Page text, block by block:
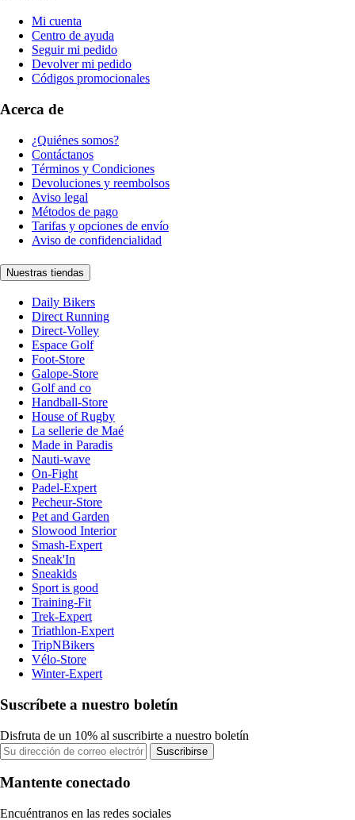
Mi cuenta
Centro de ayuda
Seguir mi pedido
Devolver mi pedido
Códigos promocionales
Acerca de
¿Quiénes somos?
Contáctanos
Términos y Condiciones
Devoluciones y reembolsos
Aviso legal
Métodos de pago
Tarifas y opciones de envío
Aviso de confidencialidad
Nuestras tiendas
Daily Bikers
Direct Running
Direct-Volley
Espace Golf
Foot-Store
Galope-Store
Golf and co
Handball-Store
House of Rugby
La sellerie de Maé
Made in Paradis
Nauti-wave
On-Fight
Padel-Expert
Pecheur-Store
Pet and Garden
Slowood Interior
Smash-Expert
Sneak'In
Sneakids
Sport is good
Training-Fit
Trek-Expert
Triathlon-Expert
TripNBikers
Vélo-Store
Winter-Expert
Suscríbete a nuestro boletín
Disfruta de un 10% al suscribirte a nuestro boletín
Suscribirse
Mantente conectado
Encuéntranos en las redes sociales